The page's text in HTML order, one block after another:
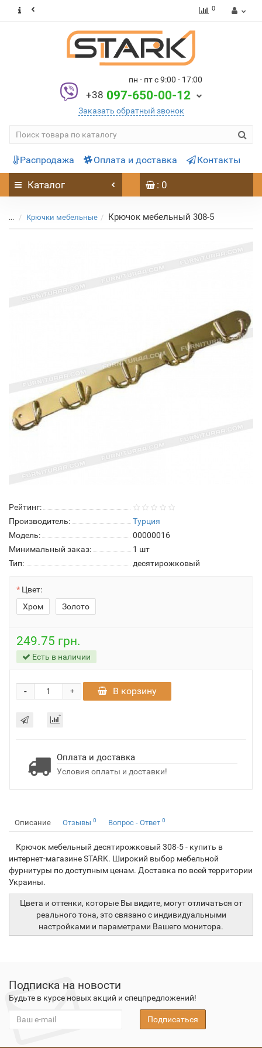
0
пн - пт с 9:00 - 17:00
+38 097-650-00-12
Заказать обратный звонок
Распродажа Оплата и доставка Контакты
Каталог : 0
... Крючки мебельные Крючок мебельный 308-5
Рейтинг:
Производитель:
Турция
Модель:
00000016
Минимальный заказ:
1 шт
Тип:
десятирожковый
Цвет:
Хром
Золото
249.75 грн.
Есть в наличии
+
- В корзину
Оплата и доставка
Условия оплаты и доставки!
Описание Отзывы 0 Вопрос - Ответ 0
Крючок мебельный десятирожковый 308-5 - купить в
интернет-магазине STARK. Широкий выбор мебельной
фурнитуры по доступным ценам. Доставка по всей территории
Украины.
Цвета и оттенки, которые Вы видите, могут отличаться от
реального тона, это связано с индивидуальными
настройками и параметрами Вашего монитора.
Подписка на новости
Будьте в курсе новых акций и спецпредложений!
Подписаться